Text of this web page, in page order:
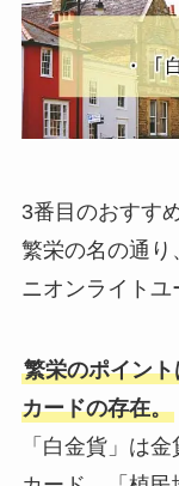
3番目のおすす
繁栄の名の通り
ニオンライトユ
繁栄のポイン
カードの存在。
「白金貨」は